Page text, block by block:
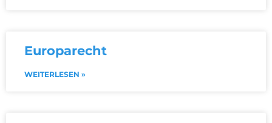
Europarecht
WEITERLESEN »